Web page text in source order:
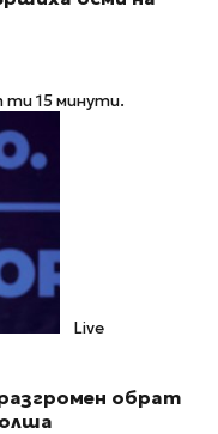
ти 15 минути.
Live
обрат